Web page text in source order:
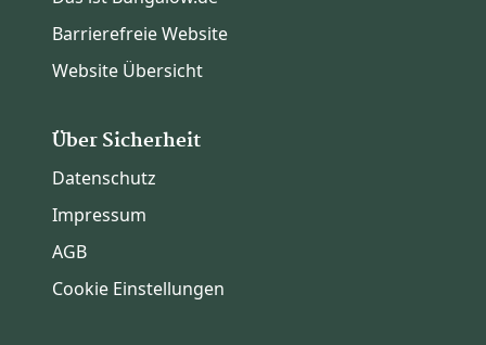
Barrierefreie Website
Website Übersicht
Über Sicherheit
Datenschutz
Impressum
AGB
Cookie Einstellungen